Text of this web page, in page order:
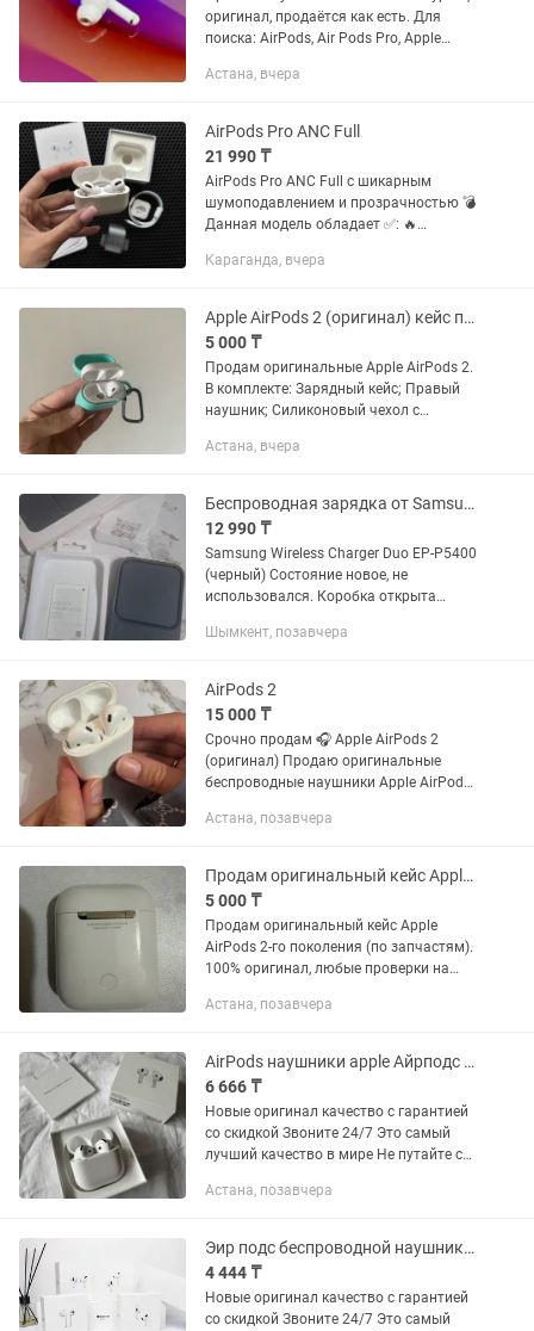
оригинал, продаётся как есть. Для
поиска: AirPods, Air Pods Pro, Apple
AirPods Pro 2, AirPods Pro 2 Type-C,
Астана, вчера
AirPods Pro ANC Full
21 990 ₸
AirPods Pro ANC Full с шикарным
шумоподавлением и прозрачностью 💣
Данная модель обладает ✅: 🔥
прозрачностью 🔥 анимацией, даже на
Караганда, вчера
Apple AirPods 2 (оригинал) кейс правый наушник
5 000 ₸
Продам оригинальные Apple AirPods 2.
В комплекте: Зарядный кейс; Правый
наушник; Силиконовый чехол с
Подключаются к iPhone без проблем;
Астана, вчера
Беспроводная зарядка от Samsung Charger Duo
12 990 ₸
Samsung Wireless Charger Duo EP-P5400
(черный) Состояние новое, не
использовался. Коробка открыта
комплект, есть чек. Заряжает 2
Поддерживает...
Шымкент, позавчера
AirPods 2
15 000 ₸
Срочно продам 🎧 Apple AirPods 2
(оригинал) Продаю оригинальные
беспроводные наушники Apple AirPods
ремонтов. ✔️ Отличное качество звука
Астана, позавчера
Продам оригинальный кейс Apple AirPods 2-го поколения
5 000 ₸
Продам оригинальный кейс Apple
AirPods 2-го поколения (по запчастям).
100% оригинал, любые проверки на
потерял свою деталь или у кого
Астана, позавчера
AirPods наушники apple Айрподс Эйрподс про 1,2,3,4 pro эирподс аирподс
6 666 ₸
Новые оригинал качество с гарантией
со скидкой Звоните 24/7 Это самый
лучший качество в мире Не путайте с
качество на рынке. Отличный звук,
Астана, позавчера
Эир подс беспроводной наушники airpods pro airpods про 1/2/3/4 аирподс эйр
4 444 ₸
Новые оригинал качество с гарантией
со скидкой Звоните 24/7 Это самый